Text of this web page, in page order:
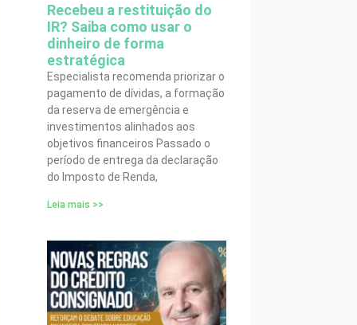
Recebeu a restituição do
IR? Saiba como usar o
dinheiro de forma
estratégica
Especialista recomenda priorizar o
pagamento de dívidas, a formação
da reserva de emergência e
investimentos alinhados aos
objetivos financeiros Passado o
período de entrega da declaração
do Imposto de Renda,
Leia mais >>